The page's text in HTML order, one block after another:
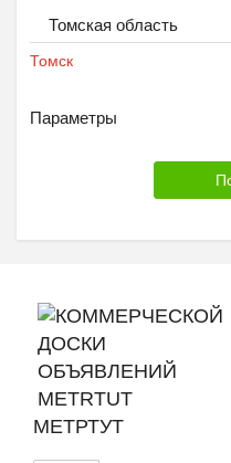
Томская область
Томск
Параметры
МЕТРТУТ